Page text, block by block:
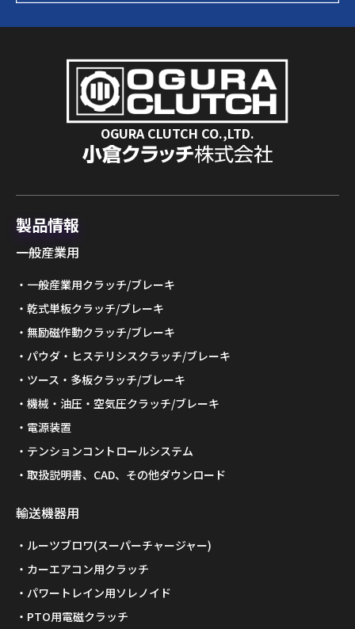
OGURA CLUTCH CO.,LTD.
製品情報
一般産業用
一般産業用クラッチ/ブレーキ
乾式単板クラッチ/ブレーキ
無励磁作動クラッチ/ブレーキ
パウダ・ヒステリシスクラッチ/ブレーキ
ツース・多板クラッチ/ブレーキ
機械・油圧・空気圧クラッチ/ブレーキ
電源装置
テンションコントロールシステム
取扱説明書、CAD、その他ダウンロード
輸送機器用
ルーツブロワ(スーパーチャージャー)
カーエアコン用クラッチ
パワートレイン用ソレノイド
PTO用電磁クラッチ